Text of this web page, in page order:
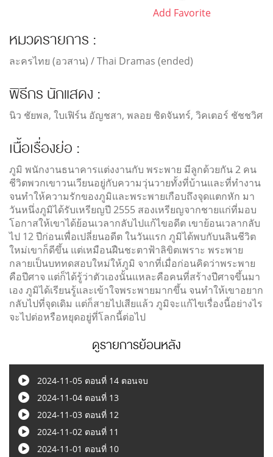
Add Favorite
หมวดรายการ :
ละครไทย (อวสาน) / Thai Dramas (ended)
พิธีกร นักแสดง :
นิว ชัยพล, ใบเฟิร์น อัญชสา, พลอย ชิดจันทร์, วิคเตอร์ ชัชชวิศ
เนื้อเรื่องย่อ :
ภูมิ พนักงานธนาคารแต่งงานกับ พระพาย มีลูกด้วยกัน 2 คน
ชีวิตพวกเขาวนเวียนอยู่กับความวุ่นวายทั้งที่บ้านและที่ทำงาน
จนทำให้ความรักของภูมิและพระพายเกือบถึงจุดแตกหัก มา
วันหนึ่งภูมิได้รับเหรียญปี 2555 สองเหรียญจากชายแก่ที่มอบ
โอกาสให้เขาได้ย้อนเวลากลับไปแก้ไขอดีต เขาย้อนเวลากลับ
ไป 12 ปีก่อนเพื่อเปลี่ยนอดีต ในวันแรก ภูมิได้พบกับนลินชีวิต
ใหม่เขาก็ดีขึ้น แต่เหมือนฝืนชะตาฟ้าลิขิตเพราะ พระพาย
กลายเป็นบททดสอบใหม่ให้ภูมิ จากที่เมื่อก่อนคิดว่าพระพาย
คือปีศาจ แต่ก็ได้รู้ว่าตัวเองนั้นแหละคือคนที่สร้างปีศาจขึ้นมา
เอง ภูมิได้เรียนรู้และเข้าใจพระพายมากขึ้น จนทำให้เขาอยาก
กลับไปที่จุดเดิม แต่ก็สายไปเสียแล้ว ภูมิจะแก้ไขเรื่องนี้อย่างไร
จะไปต่อหรือหยุดอยู่ที่โลกนี้ต่อไป
ดูรายการย้อนหลัง
2024-11-05 ตอนที่ 14 ตอนจบ
2024-11-04 ตอนที่ 13
2024-11-03 ตอนที่ 12
2024-11-02 ตอนที่ 11
2024-11-01 ตอนที่ 10